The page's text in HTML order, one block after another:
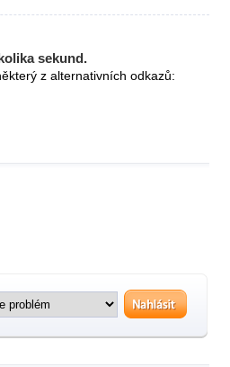
sekund.
z alternativních odkazů: